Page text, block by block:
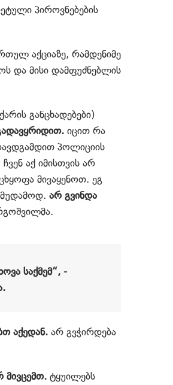
პიროვნებების
აქციაზე, რამდენიმე
და მისი დამფუძნებლის
განცხადებები)
იცით რა
პოლიციის
აქ იმისთვის არ
მივაყენოთ. ეგ
არ გვინდა
საქმემ“, -
აქედან. არ გვჭირდება
მივცემთ. ტყუილებს